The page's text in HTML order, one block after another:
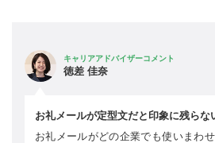
キャリアアドバイザーコメント
徳差 佳奈
お礼メールが定型文だと印象に残らな
お礼メールがどの企業でも使いまわ